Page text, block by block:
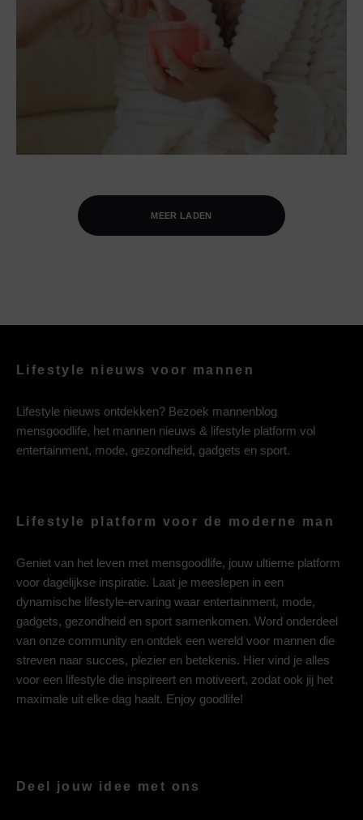
MEER LADEN
Lifestyle nieuws voor mannen
Lifestyle nieuws ontdekken? Bezoek mannenblog
mensgoodlife, het mannen nieuws & lifestyle platform vol
entertainment, mode, gezondheid, gadgets en sport.
Lifestyle platform voor de moderne man
Geniet van het leven met mensgoodlife, jouw ultieme platform
voor dagelijkse inspiratie. Laat je meeslepen in een
dynamische lifestyle-ervaring waar entertainment, mode,
gadgets, gezondheid en sport samenkomen. Word onderdeel
van onze community en ontdek een wereld voor mannen die
streven naar succes, plezier en betekenis. Hier vind je alles
voor een lifestyle die inspireert en motiveert, zodat ook jij het
maximale uit elke dag haalt. Enjoy goodlife!
Deel jouw idee met ons